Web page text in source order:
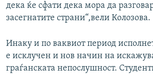
дека ќе сфати дека мора да
засегнатите страни“,вели Колозова.
Инаку и по ваквиот период
е исклучен и нов начин на
граѓанската непослушност.